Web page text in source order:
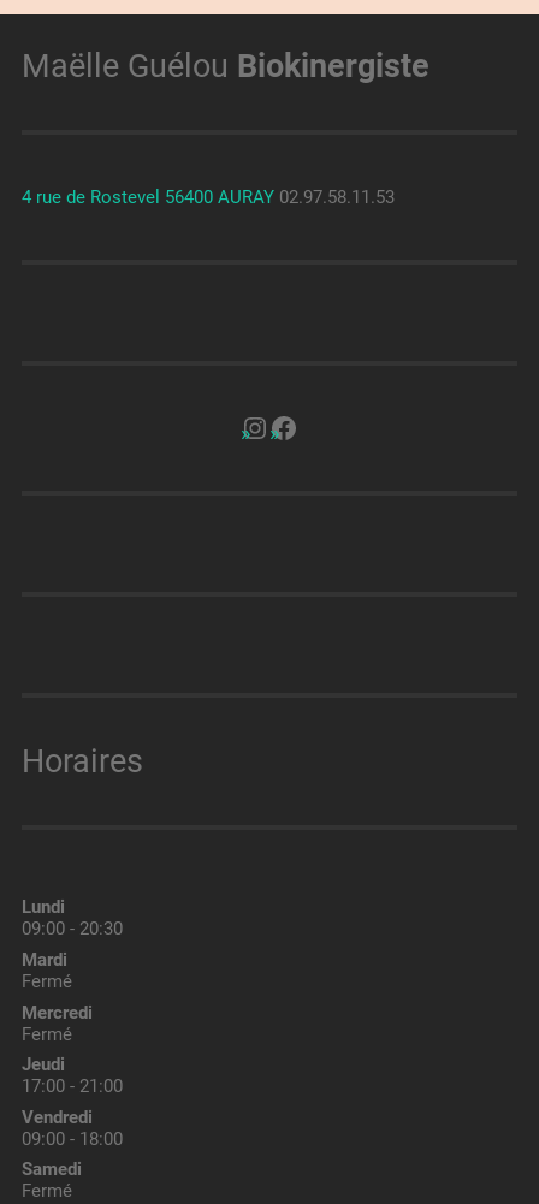
Maëlle Guélou Biokinergiste
4 rue de Rostevel 56400 AURAY02.97.58.11.53
Horaires
Lundi
09:00 - 20:30
Mardi
Fermé
Mercredi
Fermé
Jeudi
17:00 - 21:00
Vendredi
09:00 - 18:00
Samedi
Fermé